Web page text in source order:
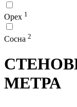
Орех 1
Сосна 2
МЕТРА